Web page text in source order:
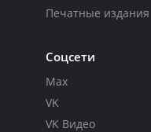
Печатные издания
Соцсети
Max
VK
VK Видео